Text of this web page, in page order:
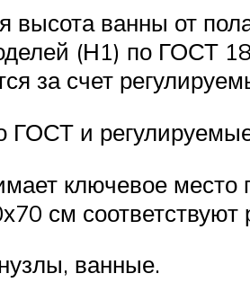
высота ванны от
(Н1) по ГОСТ
за счет
ГОСТ и
ключевое
см
ванные.